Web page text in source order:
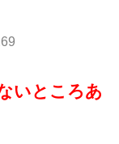
いところあ